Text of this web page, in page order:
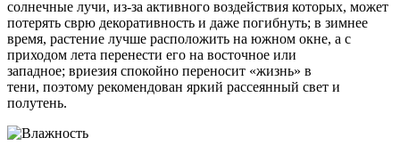
солнечные лучи, из-за активного воздействия которых, может
потерять сврю декоративность и даже погибнуть; в зимнее
время, растение лучше расположить на южном окне, а с
приходом лета перенести его на восточное или
западное; вриезия спокойно переносит «жизнь» в
тени, поэтому рекомендован яркий рассеянный свет и
полутень.